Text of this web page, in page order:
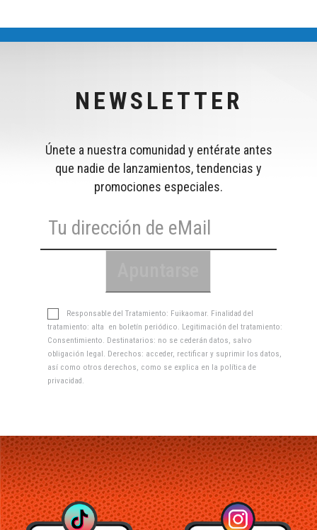
NEWSLETTER
Únete a nuestra comunidad y entérate antes
que nadie de lanzamientos, tendencias y
promociones especiales.
Responsable del Tratamiento: Fuikaomar. Finalidad del
tratamiento: alta en boletín periódico. Legitimación del tratamiento:
Consentimiento. Destinatarios: no se cederán datos, salvo
obligación legal. Derechos: acceder, rectificar y suprimir los datos,
así como otros derechos, como se explica en la política de
privacidad.